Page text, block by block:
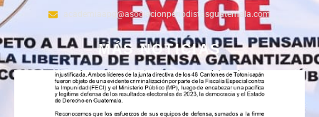
academiaapg@asociacionperiodistasguatemala.com
MÁS NOTICIAS